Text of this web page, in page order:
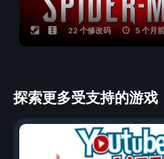
22 个修改码 5 个月
探索更多受支持的游戏